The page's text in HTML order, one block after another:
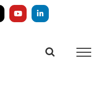
YouTubeLinkedIn